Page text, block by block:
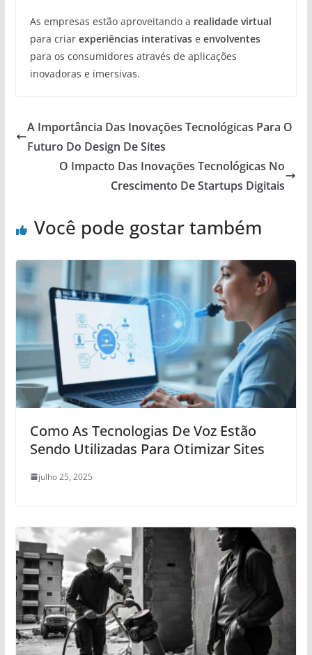
As empresas estão aproveitando a realidade virtual
para criar experiências interativase envolventes
para os consumidores através de aplicações
inovadoras e imersivas.
A Importância Das Inovações Tecnológicas Para O
Futuro Do Design De Sites
O Impacto Das Inovações Tecnológicas No
Crescimento De Startups Digitais
Você pode gostar também
Como As Tecnologias De Voz Estão
Sendo Utilizadas Para Otimizar Sites
julho 25, 2025